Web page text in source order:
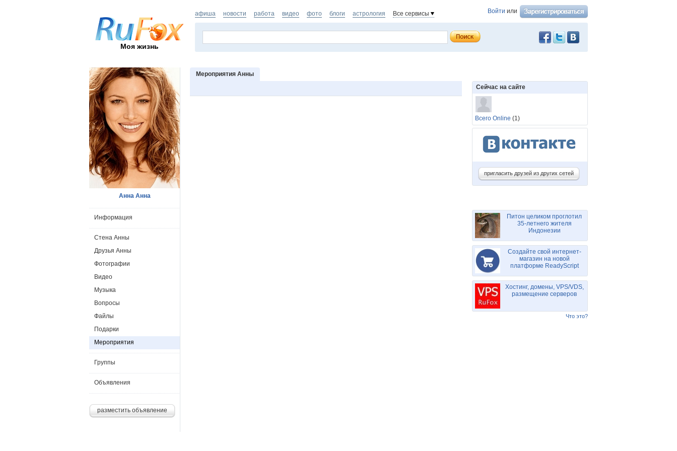
Моя жизнь
Войти или
афиша новости работа видео фото блоги астрология Все сервисы
Мероприятия Анны
Анна Анна
Информация
Стена Анны
Друзья Анны
Фотографии
Видео
Музыка
Вопросы
Файлы
Подарки
Мероприятия
Группы
Объявления
разместить объявление
Сейчас на сайте
Всего Online (1)
пригласить друзей из других сетей
Питон целиком проглотил
35-летнего жителя
Индонезии
Создайте свой интернет-
магазин на новой
платформе ReadyScript
Хостинг, домены, VPS/VDS,
размещение серверов
Что это?